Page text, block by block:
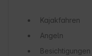
Kajakfahren
Angeln
Besichtigungen